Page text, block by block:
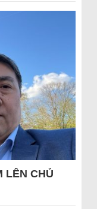
LÊN CHỦ